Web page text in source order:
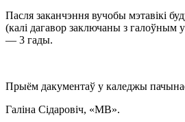
Пасля заканчэння вучобы мэтавікі
(калі дагавор заключаны з галоўным
— 3 гады.
Прыём дакументаў у каледжы
Галіна Сідаровіч, «МВ».